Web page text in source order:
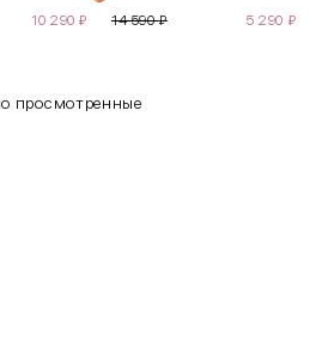
10 290 ₽ 14 590₽ 5 290 ₽
просмотренные